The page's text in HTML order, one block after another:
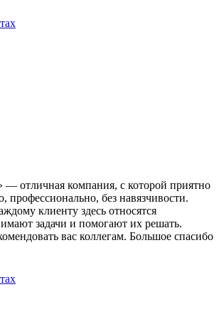
— отличная компания, с которой приятно
профессионально, без навязчивости.
клиенту здесь относятся
задачи и помогают их решать.
вас коллегам. Большое спасибо